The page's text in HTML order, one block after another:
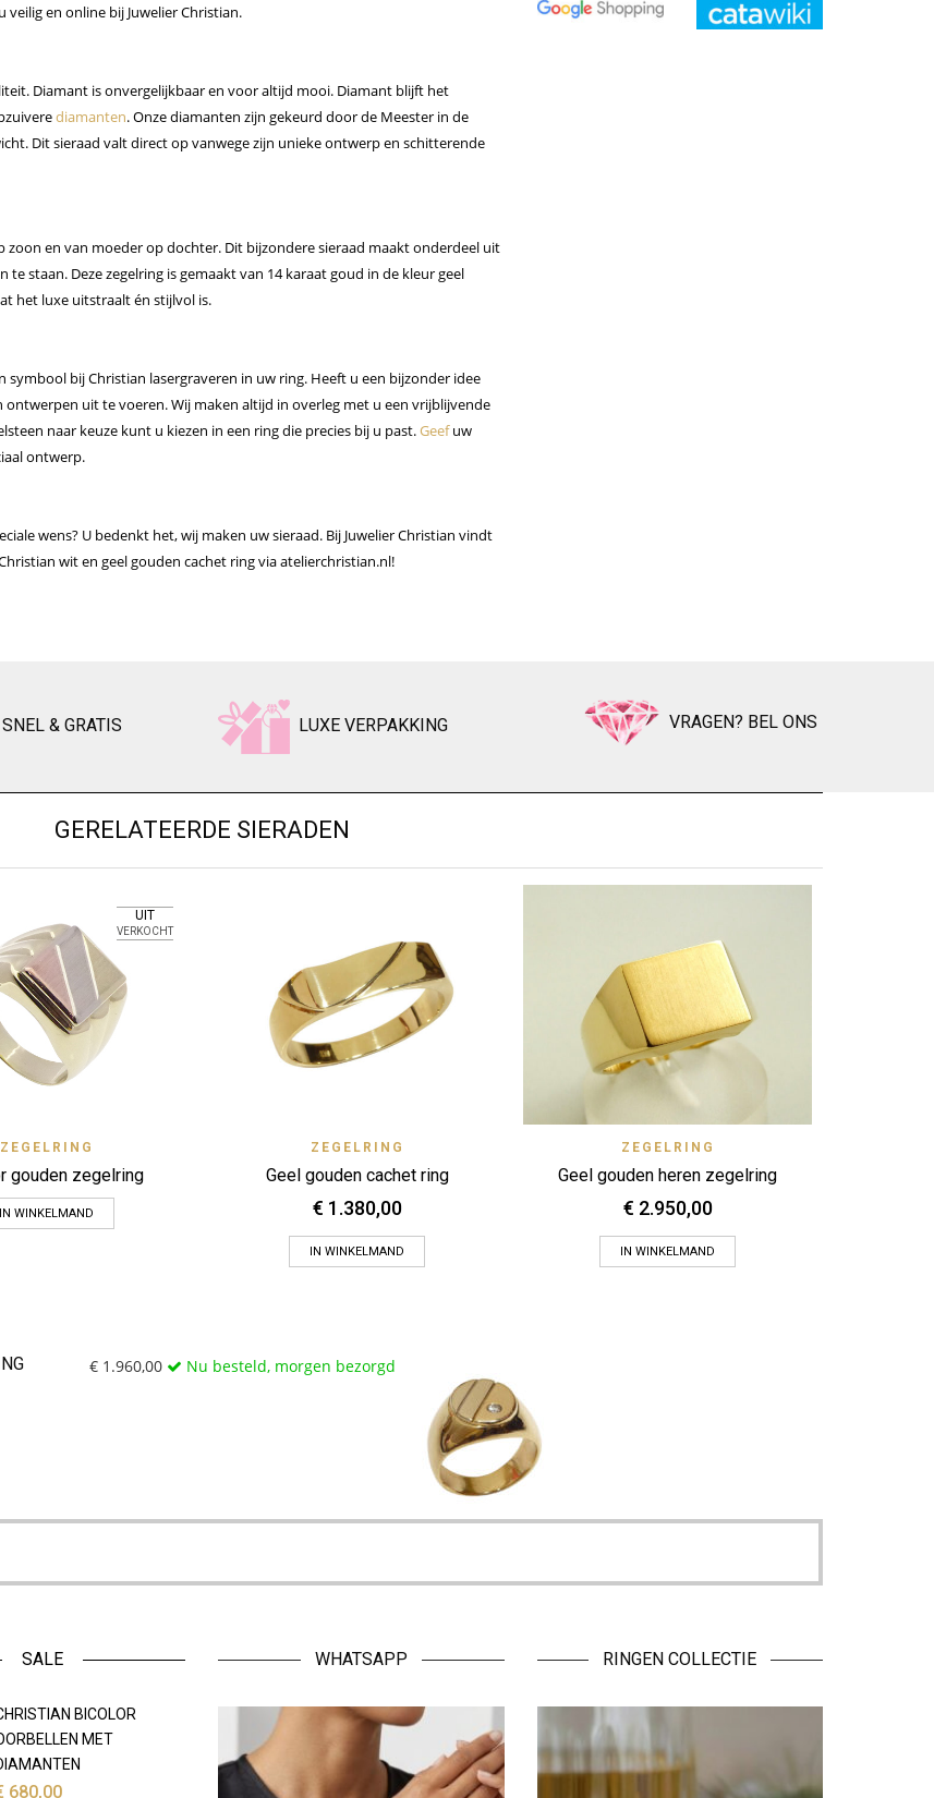
en online bij Juwelier Christian.
Diamant is onvergelijkbaar en voor altijd mooi. Diamant blijft het
diamanten. Onze diamanten zijn gekeurd door de Meester in de
Dit sieraad valt direct op vanwege zijn unieke ontwerp en schitterende
zoon en van moeder op dochter. Dit bijzondere sieraad maakt onderdeel uit
te staan. Deze zegelring is gemaakt van 14 karaat goud in de kleur geel
het luxe uitstraalt én stijlvol is.
symbool bij Christian lasergraveren in uw ring. Heeft u een bijzonder idee
uit te voeren. Wij maken altijd in overleg met u een vrijblijvende
naar keuze kunt u kiezen in een ring die precies bij u past.Geefuw
ontwerp.
wens? U bedenkt het, wij maken uw sieraad. Bij Juwelier Christian vindt
wit en geel gouden cachet ring via atelierchristian.nl!
SNEL & GRATIS LUXE VERPAKKING VRAGEN? BEL ONS
GERELATEERDE SIERADEN
UIT
VERKOCHT
ZEGELRING
gouden zegelring
IN WINKELMAND
Zet op verlanglijstje
ZEGELRING
Geel gouden cachet ring
€ 1.380,00
IN WINKELMAND
Zet op verlanglijstje
ZEGELRING
Geel gouden heren zegelring
€ 2.950,00
IN WINKELMAND
€ 1.960,00 Nu besteld, morgen bezorgd
SALE
BICOLOR
MET
680,00
WHATSAPP RINGEN COLLECTIE